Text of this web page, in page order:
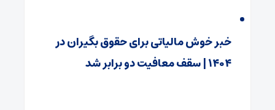
خبر خوش مالیاتی برای حقوق‌ بگیران در
۱۴۰۴ | سقف معافیت دو برابر شد